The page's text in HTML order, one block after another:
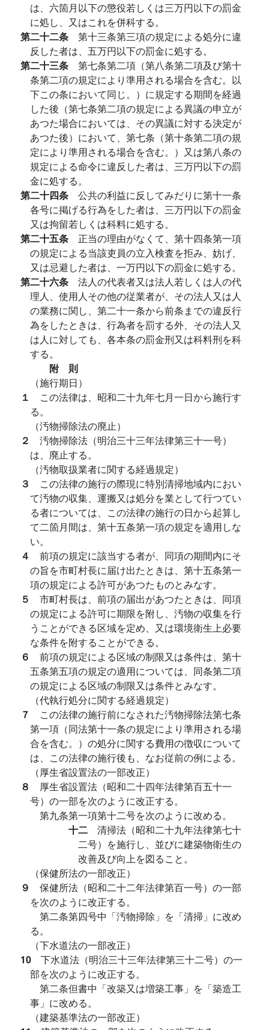
は、六箇月以下の懲役若しくは三万円以下の罰金
に処し、又はこれを併科する。
第二十二条 第十三条第三項の規定による処分に違
反した者は、五万円以下の罰金に処する。
第二十三条 第七条第二項（第八条第二項及び第十
条第二項の規定により準用される場合を含む。以
下この条において同じ。）に規定する期間を経過
した後（第七条第二項の規定による異議の申立が
あつた場合においては、その異議に対する決定が
あつた後）において、第七条（第十条第二項の規
定により準用される場合を含む。）又は第八条の
規定による命令に違反した者は、三万円以下の罰
金に処する。
第二十四条 公共の利益に反してみだりに第十一条
各号に掲げる行為をした者は、三万円以下の罰金
又は拘留若しくは科料に処する。
第二十五条 正当の理由がなくて、第十四条第一項
の規定による当該吏員の立入検査を拒み、妨げ、
又は忌避した者は、一万円以下の罰金に処する。
第二十六条 法人の代表者又は法人若しくは人の代
理人、使用人その他の従業者が、その法人又は人
の業務に関し、第二十一条から前条までの違反行
為をしたときは、行為者を罰する外、その法人又
は人に対しても、各本条の罰金刑又は科料刑を科
する。
附 則
（施行期日）
１ この法律は、昭和二十九年七月一日から施行す
る。
（汚物掃除法の廃止）
２ 汚物掃除法（明治三十三年法律第三十一号）
は、廃止する。
（汚物取扱業者に関する経過規定）
３ この法律の施行の際現に特別清掃地域内におい
て汚物の収集、運搬又は処分を業として行つてい
る者については、この法律の施行の日から起算し
て二箇月間は、第十五条第一項の規定を適用しな
い。
４ 前項の規定に該当する者が、同項の期間内にそ
の旨を市町村長に届け出たときは、第十五条第一
項の規定による許可があつたものとみなす。
５ 市町村長は、前項の届出があつたときは、同項
の規定による許可に期限を附し、汚物の収集を行
うことができる区域を定め、又は環境衛生上必要
な条件を附することができる。
６ 前項の規定による区域の制限又は条件は、第十
五条第五項の規定の適用については、同条第二項
の規定による区域の制限又は条件とみなす。
（代執行処分に関する経過規定）
７ この法律の施行前になされた汚物掃除法第七条
第一項（同法第十一条の規定により準用される場
合を含む。）の処分に関する費用の徴収について
は、この法律の施行後も、なお従前の例による。
（厚生省設置法の一部改正）
８ 厚生省設置法（昭和二十四年法律第百五十一
号）の一部を次のように改正する。
第九条第一項第十二号を次のように改める。
十二 清掃法（昭和二十九年法律第七十
二号）を施行し、並びに建築物衛生の
改善及び向上を図ること。
（保健所法の一部改正）
９ 保健所法（昭和二十二年法律第百一号）の一部
を次のように改正する。
第二条第四号中「汚物掃除」を「清掃」に改め
る。
（下水道法の一部改正）
10 下水道法（明治三十三年法律第三十二号）の一
部を次のように改正する。
第二条但書中「改築又は増築工事」を「築造工
事」に改める。
（建築基準法の一部改正）